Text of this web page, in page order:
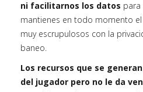
ni facilitarnos los datos para
mantienes en todo momento
muy escrupulosos con la
baneo.
Los recursos que se
del jugador pero no le da